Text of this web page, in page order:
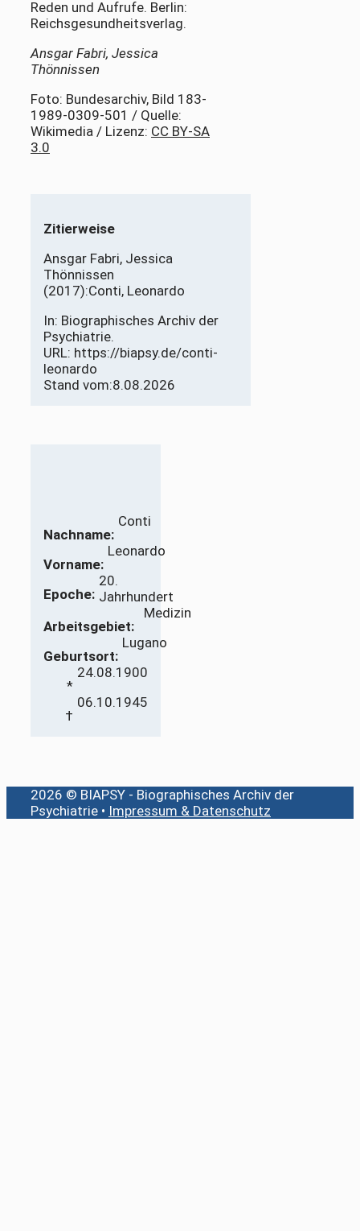
Reden und Aufrufe. Berlin:
Reichsgesundheitsverlag.
Ansgar Fabri, Jessica
Thönnissen
Foto: Bundesarchiv, Bild 183-
1989-0309-501 / Quelle:
Wikimedia / Lizenz: CC BY-SA
3.0
Zitierweise
Ansgar Fabri, Jessica
Thönnissen
(2017):Conti, Leonardo
In: Biographisches Archiv der
Psychiatrie.
URL: https://biapsy.de/conti-
leonardo
Stand vom:8.08.2026
Nachname:
Conti
Vorname:
Leonardo
Epoche:
20.
Jahrhundert
Arbeitsgebiet:
Medizin
Geburtsort:
Lugano
*
24.08.1900
†
06.10.1945
2026 © BIAPSY - Biographisches Archiv der
Psychiatrie • Impressum & Datenschutz